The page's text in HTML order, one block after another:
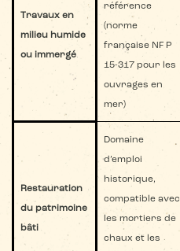
Travaux en
milieu humide
ou immergé
référence
(norme
française NF P
15-317 pour les
ouvrages en
mer)
Restauration
du patrimoine
bâti
Domaine
d’emploi
historique,
compatible avec
les mortiers de
chaux et les